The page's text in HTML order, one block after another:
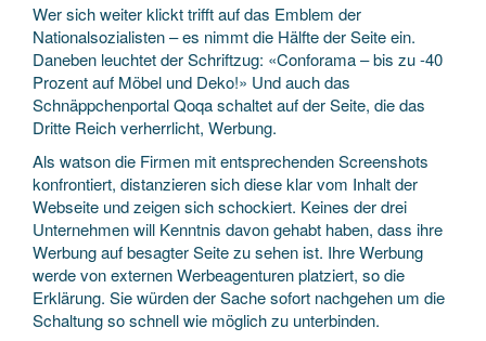
Wer sich weiter klickt trifft auf das Emblem der
Nationalsozialisten – es nimmt die Hälfte der Seite ein.
Daneben leuchtet der Schriftzug: «Conforama – bis zu -40
Prozent auf Möbel und Deko!» Und auch das
Schnäppchenportal Qoqa schaltet auf der Seite, die das
Dritte Reich verherrlicht, Werbung.
Als watson die Firmen mit entsprechenden Screenshots
konfrontiert, distanzieren sich diese klar vom Inhalt der
Webseite und zeigen sich schockiert. Keines der drei
Unternehmen will Kenntnis davon gehabt haben, dass ihre
Werbung auf besagter Seite zu sehen ist. Ihre Werbung
werde von externen Werbeagenturen platziert, so die
Erklärung. Sie würden der Sache sofort nachgehen um die
Schaltung so schnell wie möglich zu unterbinden.